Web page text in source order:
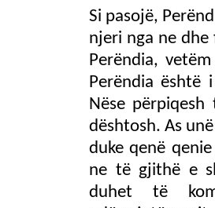
Si pasojë,
njeri nga ne dhe
Perëndia,
Perëndia është
Nëse
dështosh. As
duke qenë
ne të gjithë e
duhet të